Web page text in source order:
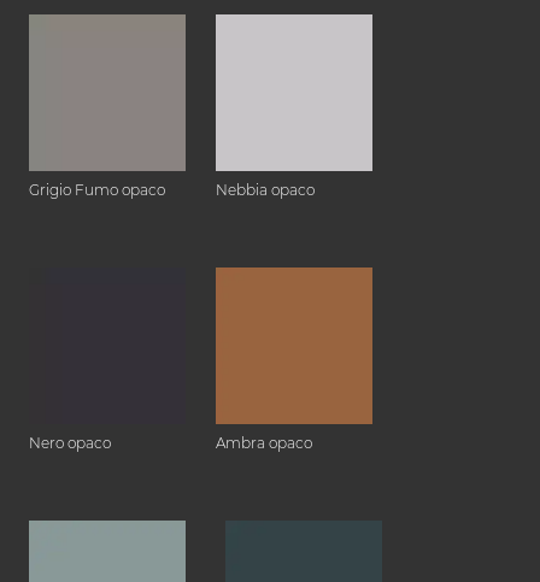
Grigio Fumo opaco Nebbia opaco
Nero opaco Ambra opaco